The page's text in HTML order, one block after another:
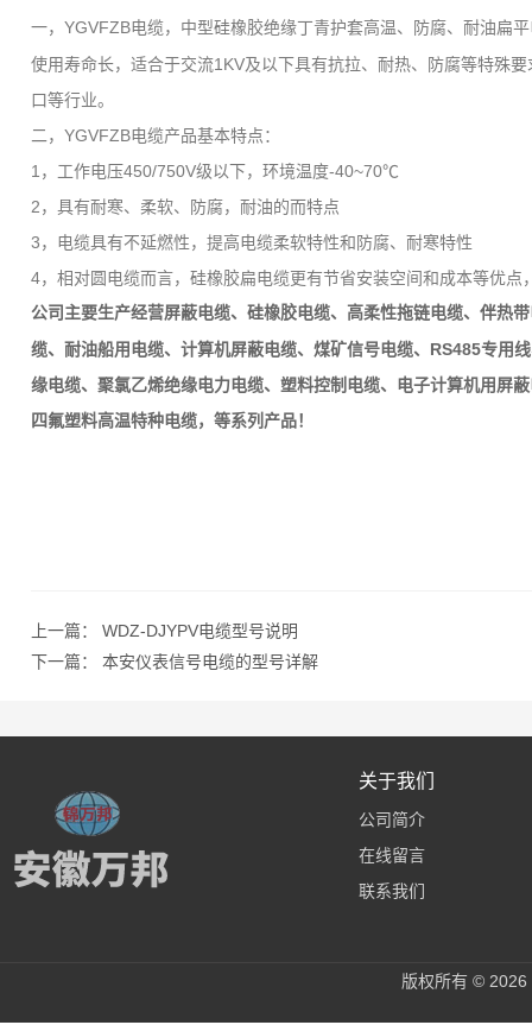
一，YGVFZB电缆，中型硅橡胶绝缘丁青护套高温、防腐、耐油扁
使用寿命长，适合于交流1KV及以下具有抗拉、耐热、防腐等特殊
口等行业。
二，YGVFZB电缆产品基本特点：
1，工作电压450/750V级以下，环境温度-40~70℃
2，具有耐寒、柔软、防腐，耐油的而特点
3，电缆具有不延燃性，提高电缆柔软特性和防腐、耐寒特性
4，相对圆电缆而言，硅橡胶扁电缆更有节省安装空间和成本等优
公司主要生产经营屏蔽电缆、硅橡胶电缆、高柔性拖链电缆、伴热
缆、耐油船用电缆、计算机屏蔽电缆、煤矿信号电缆、 RS485专用
缘电缆、聚氯乙烯绝缘电力电缆、塑料控制电缆、电子计算机用屏
四氟塑料高温特种电缆，等系列产品！
上一篇： WDZ-DJYPV电缆型号说明
下一篇： 本安仪表信号电缆的型号详解
关于我们
公司简介
在线留言
联系我们
版权所有 ©